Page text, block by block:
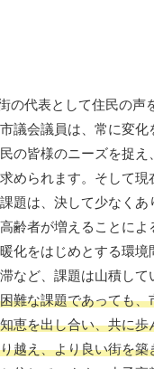
の代表として住民の声
議会議員は、常に変化
の皆様のニーズを捉え
められます。そして現
題は、決して少なくあ
齢者が増えることによ
化をはじめとする環境
など、課題は山積して
難な課題であっても、
恵を出し合い、共に歩
越え、より良い街を築